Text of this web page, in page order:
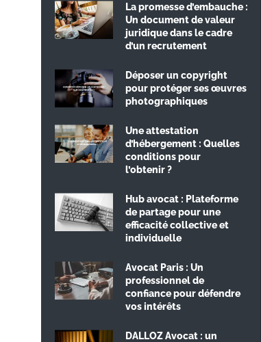
La promesse d’embauche :
Un document de valeur
juridique dans le cadre
d’un recrutement
Déposer un copyright
pour protéger ses œuvres
photographiques
Une attestation
d’hébergement : Quelles
conditions pour
l’obtenir ?
Hub avocat : Plateforme
de partage pour une
efficacité collective et
individuelle
Avocat Paris : Un
professionnel de
confiance pour défendre
vos intérêts
DALLOZ Avocat : un